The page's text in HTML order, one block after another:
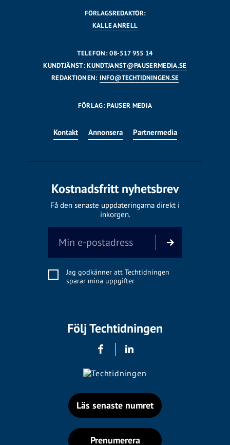
FÖRLAGSREDAKTÖR:
KALLE ANRELL
TELEFON: 08-517 955 14
KUNDTJÄNST:KUNDTJANST@PAUSERMEDIA.SE
REDAKTIONEN: INFO@TECHTIDNINGEN.SE
FÖRLAG: PAUSER MEDIA
Kontakt Annonsera Partnermedia
Kostnadsfritt nyhetsbrev
Få den senaste uppdateringarna direkt i
inkorgen.
Jag godkänner att Techtidningen
sparar mina uppgifter
Följ Techtidningen
Läs senaste numret
Prenumerera